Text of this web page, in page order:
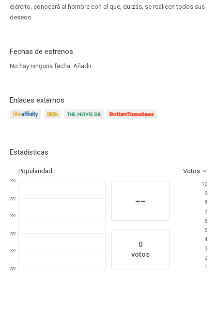
ejército, conocerá al hombre con el que, quizás, se realicen todos sus
deseos.
Fechas de estrenos
No hay ninguna fecha. Añadir
Enlaces externos
Estadísticas
Popularidad Votos
???
???
???
???
???
???
--
0
votos
10
9
8
7
6
5
4
3
2
1